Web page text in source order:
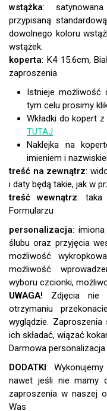
wstążka:
przypisaną
dowolnego koloru
wstążek.
koperta:
Istnieje możliwość
tym celu prosimy
Wkładki do kopert
TUTAJ
Naklejka na
imieniem i
treść na zewnątrz:
i daty będą takie, jak w
treść wewnątrz: taka
Formularzu
personalizacja:
UWAGA!
DODATKI: